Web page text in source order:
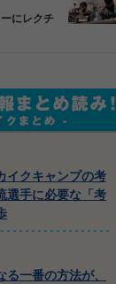
にレクチ
イクキャンプの考
手に必要な「考
一番の方法が、